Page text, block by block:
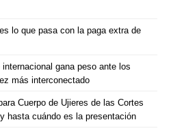
lo que pasa con la paga extra de
internacional gana peso ante los
más interconectado
Cuerpo de Ujieres de las Cortes
hasta cuándo es la presentación